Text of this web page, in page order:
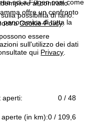
al contratto.
possibilità di farlo.
Cookie-Policy.
essere
sull'utilizzo dei dati
qui Privacy.
sci a Fügen così come
offre un confronto
panoramica di tutta la
aperti: 0 / 48
aperte (in km):0 / 109,6